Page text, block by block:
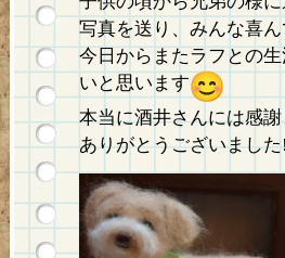
写真を送り、みんな喜
今日からまたラフとの
いと思います
本当に酒井さんには感
ありがとうございまし